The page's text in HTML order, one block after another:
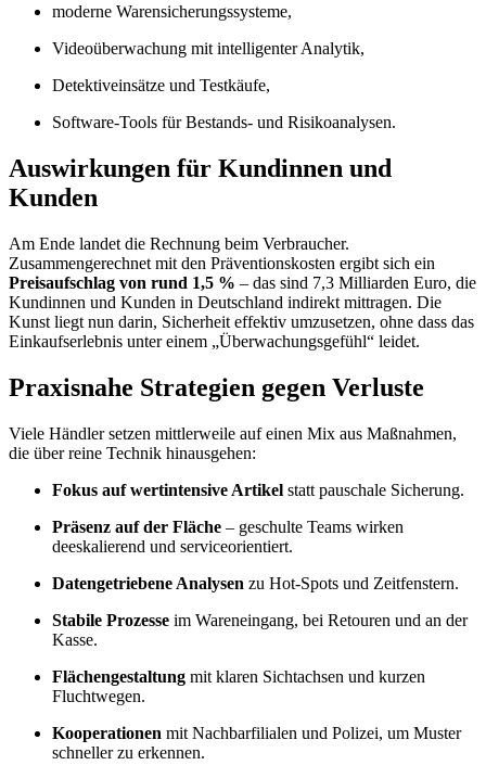
moderne Warensicherungssysteme,
Videoüberwachung mit intelligenter Analytik,
Detektiveinsätze und Testkäufe,
Software-Tools für Bestands- und Risikoanalysen.
Auswirkungen für Kundinnen und
Kunden
Am Ende landet die Rechnung beim Verbraucher.
Zusammengerechnet mit den Präventionskosten ergibt sich ein
Preisaufschlag von rund 1,5 % – das sind 7,3 Milliarden Euro, die
Kundinnen und Kunden in Deutschland indirekt mittragen. Die
Kunst liegt nun darin, Sicherheit effektiv umzusetzen, ohne dass das
Einkaufserlebnis unter einem „Überwachungsgefühl“ leidet.
Praxisnahe Strategien gegen Verluste
Viele Händler setzen mittlerweile auf einen Mix aus Maßnahmen,
die über reine Technik hinausgehen:
Fokus auf wertintensive Artikel statt pauschale Sicherung.
Präsenz auf der Fläche – geschulte Teams wirken
deeskalierend und serviceorientiert.
Datengetriebene Analysen zu Hot-Spots und Zeitfenstern.
Stabile Prozesse im Wareneingang, bei Retouren und an der
Kasse.
Flächengestaltung mit klaren Sichtachsen und kurzen
Fluchtwegen.
Kooperationen mit Nachbarfilialen und Polizei, um Muster
schneller zu erkennen.